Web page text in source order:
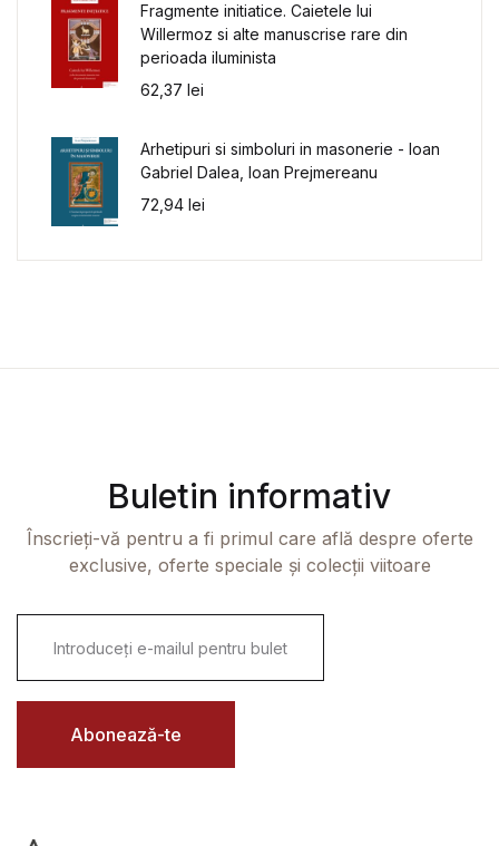
Fragmente initiatice. Caietele lui
Willermoz si alte manuscrise rare din
perioada iluminista
62,37 lei
Arhetipuri si simboluri in masonerie - Ioan
Gabriel Dalea, Ioan Prejmereanu
72,94 lei
Buletin informativ
Înscrieți-vă pentru a fi primul care află despre oferte
exclusive, oferte speciale și colecții viitoare
i
l
Abonează-te